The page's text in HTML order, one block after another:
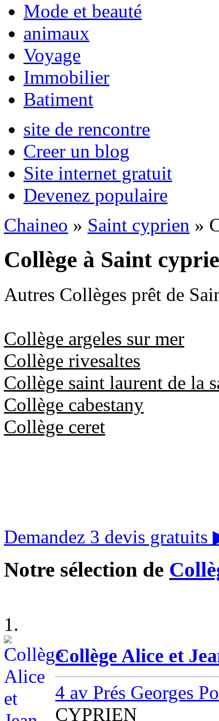
Mode et beauté
animaux
Voyage
Immobilier
Batiment
site de rencontre
Creer un blog
Site internet gratuit
Devenez populaire
Chaineo » Saint cyprien »
Collège à Saint
Autres Collèges prêt de
Collège argeles sur mer
Collège rivesaltes
Collège saint laurent de la
Collège cabestany
Collège ceret
Demandez 3 devis gratuits
Notre sélection de
1.
Collège Alice et
4 av Prés Georges
CYPRIEN